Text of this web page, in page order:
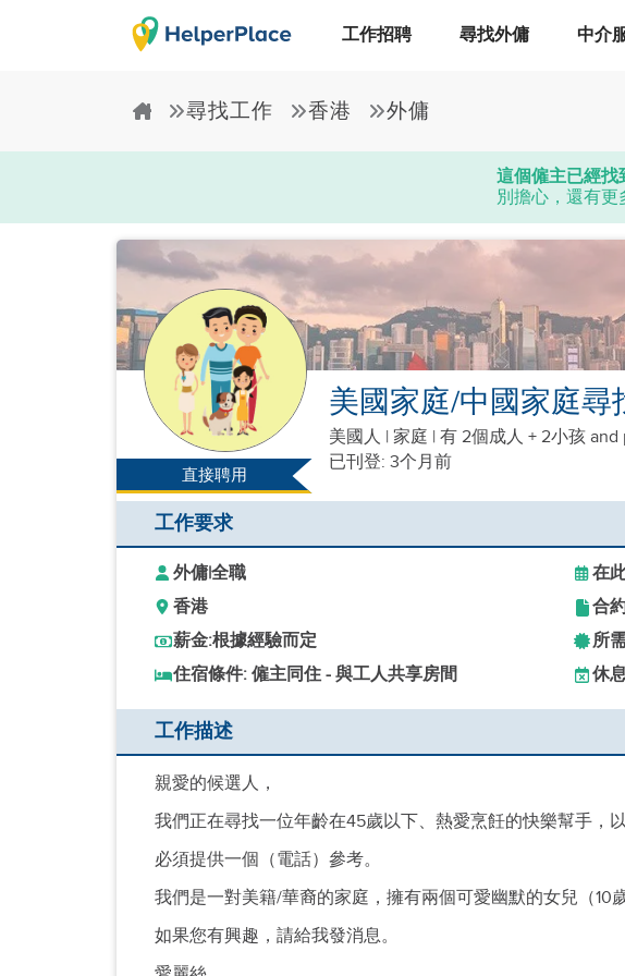
工作招聘 尋找外傭 中介
尋找工作 香港 外傭
這個僱主已經找
別擔心，還有更
直接聘用
美國家庭/中國家庭尋
美國人 | 家庭 | 有 2個成人 + 2小孩 and
已刊登: 3个月前
工作要求
外傭|全職
在
香港
合
薪金:根據經驗而定 所
住宿條件: 僱主同住 - 與工人共享房間
休
工作描述
親愛的候選人，
我們正在尋找一位年齡在45歲以下、熱愛烹飪的快樂幫手，
必須提供一個（電話）參考。
我們是一對美籍/華裔的家庭，擁有兩個可愛幽默的女兒（10
如果您有興趣，請給我發消息。